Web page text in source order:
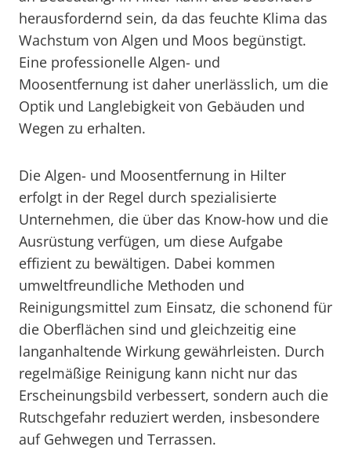
herausfordernd sein, da das feuchte Klima das
Wachstum von Algen und Moos begünstigt.
Eine professionelle Algen- und
Moosentfernung ist daher unerlässlich, um die
Optik und Langlebigkeit von Gebäuden und
Wegen zu erhalten.
Die Algen- und Moosentfernung in Hilter
erfolgt in der Regel durch spezialisierte
Unternehmen, die über das Know-how und die
Ausrüstung verfügen, um diese Aufgabe
effizient zu bewältigen. Dabei kommen
umweltfreundliche Methoden und
Reinigungsmittel zum Einsatz, die schonend für
die Oberflächen sind und gleichzeitig eine
langanhaltende Wirkung gewährleisten. Durch
regelmäßige Reinigung kann nicht nur das
Erscheinungsbild verbessert, sondern auch die
Rutschgefahr reduziert werden, insbesondere
auf Gehwegen und Terrassen.